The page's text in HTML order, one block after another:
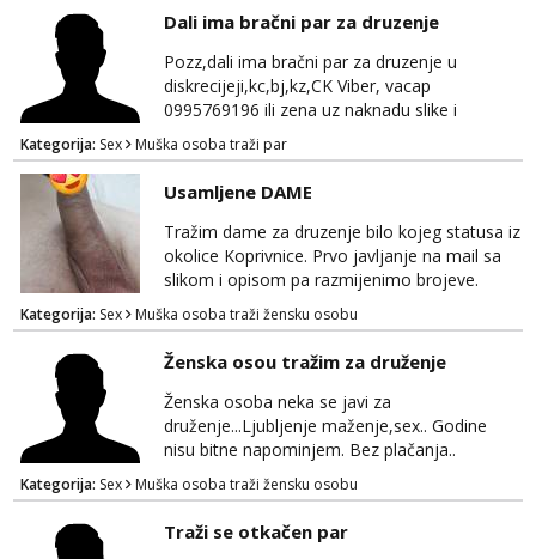
Dali ima bračni par za druzenje
Pozz,dali ima bračni par za druzenje u
diskrecijeji,kc,bj,kz,CK Viber, vacap
0995769196 ili zena uz naknadu slike i
dopisivanje ne zanima me
Kategorija: Sex Muška osoba traži par
Usamljene DAME
Tražim dame za druzenje bilo kojeg statusa iz
okolice Koprivnice. Prvo javljanje na mail sa
slikom i opisom pa razmijenimo brojeve.
Muski i bonovi STOP.
Kategorija: Sex Muška osoba traži žensku osobu
Ženska osou tražim za druženje
Ženska osoba neka se javi za
druženje...Ljubljenje maženje,sex.. Godine
nisu bitne napominjem. Bez plačanja..
ZAGREB-okolica. Javite se na whatsapp viber
sms 0995323582
Kategorija: Sex Muška osoba traži žensku osobu
Traži se otkačen par